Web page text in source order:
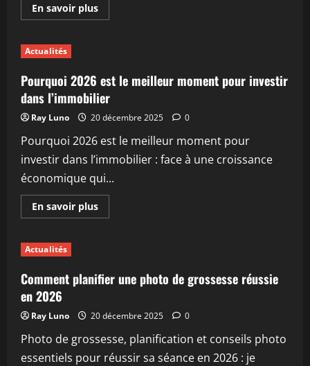
En savoir plusEn
savoir
moteur
de
recherche
google
en
2026
Actualités
Pourquoi 2026 est le meilleur moment pour investir
dans l’immobilier
Ray Luno 20 décembre 2025 0
Pourquoi 2026 est le meilleur moment pour
investir dans l’immobilier : face à une croissance
économique qui...
En savoir plusEn
savoir
le
meilleur
investir
dans
l’immobilier
Actualités
Comment planifier une photo de grossesse réussie
en 2026
Ray Luno 20 décembre 2025 0
Photo de grossesse, planification et conseils photo
essentiels pour réussir sa séance en 2026 : je